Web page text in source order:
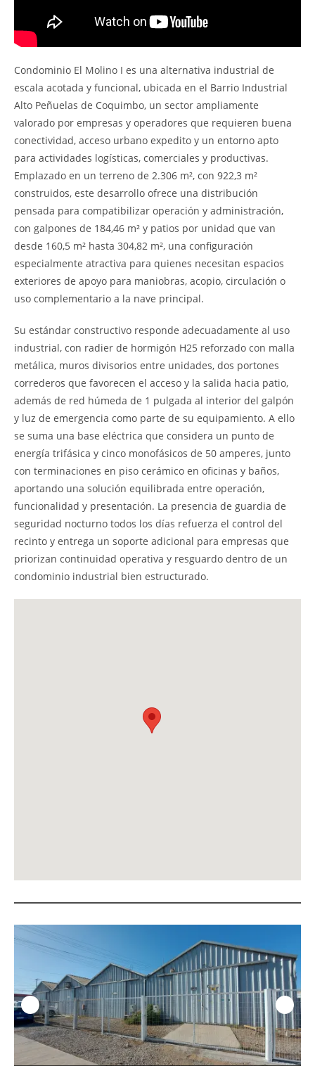
Condominio El Molino I es una alternativa industrial de
escala acotada y funcional, ubicada en el Barrio Industrial
Alto Peñuelas de Coquimbo, un sector ampliamente
valorado por empresas y operadores que requieren buena
conectividad, acceso urbano expedito y un entorno apto
para actividades logísticas, comerciales y productivas.
Emplazado en un terreno de 2.306 m², con 922,3 m²
construidos, este desarrollo ofrece una distribución
pensada para compatibilizar operación y administración,
con galpones de 184,46 m² y patios por unidad que van
desde 160,5 m² hasta 304,82 m², una configuración
especialmente atractiva para quienes necesitan espacios
exteriores de apoyo para maniobras, acopio, circulación o
uso complementario a la nave principal.
Su estándar constructivo responde adecuadamente al uso
industrial, con radier de hormigón H25 reforzado con malla
metálica, muros divisorios entre unidades, dos portones
correderos que favorecen el acceso y la salida hacia patio,
además de red húmeda de 1 pulgada al interior del galpón
y luz de emergencia como parte de su equipamiento. A ello
se suma una base eléctrica que considera un punto de
energía trifásica y cinco monofásicos de 50 amperes, junto
con terminaciones en piso cerámico en oficinas y baños,
aportando una solución equilibrada entre operación,
funcionalidad y presentación. La presencia de guardia de
seguridad nocturno todos los días refuerza el control del
recinto y entrega un soporte adicional para empresas que
priorizan continuidad operativa y resguardo dentro de un
condominio industrial bien estructurado.